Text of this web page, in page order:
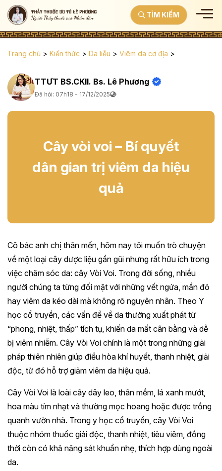
TÌM KIẾM
Trang chủ > Kiến thức > Da liễu > Viêm da cơ địa >
TTƯT BS.CKII. Bs. Lê Phương
Đã hỏi: 07h18 - 17/12/2025
Cây vòi voi – Bí quyết
dân gian trị viêm da hiệu
quả
Cô bác anh chị thân mến, hôm nay tôi muốn trò chuyện
về một loại cây dược liệu gần gũi nhưng rất hữu ích trong
việc chăm sóc da: cây Vòi Voi. Trong đời sống, nhiều
người chúng ta từng đối mặt với những vết ngứa, mẩn đỏ
hay viêm da kéo dài mà không rõ nguyên nhân. Theo Y
học cổ truyền, các vấn đề về da thường xuất phát từ
“phong, nhiệt, thấp” tích tụ, khiến da mất cân bằng và dễ
bị viêm nhiễm. Cây Vòi Voi chính là một trong những giải
pháp thiên nhiên giúp điều hòa khí huyết, thanh nhiệt, giải
độc, từ đó hỗ trợ giảm viêm da hiệu quả.
Cây Vòi Voi là loài cây dây leo, thân mềm, lá xanh mướt,
hoa màu tím nhạt và thường mọc hoang hoặc được trồng
quanh vườn nhà. Trong y học cổ truyền, cây Vòi Voi
thuộc nhóm thuốc giải độc, thanh nhiệt, tiêu viêm, đồng
thời còn có khả năng sát khuẩn nhẹ, thích hợp dùng ngoài
da.